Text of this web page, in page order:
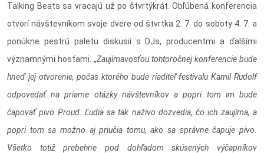
Talking Beats sa vracajú už po štvrtýkrát. Obľúbená konferencia
otvorí návštevníkom svoje dvere od štvrtka 2. 7. do soboty 4. 7. a
ponúkne pestrú paletu diskusií s DJs, producentmi a ďalšími
významnými hosťami. „Zaujímavosťou tohtoročnej konferencie bude
hneď jej otvorenie, počas ktorého bude riaditeľ festivalu Kamil Rudolf
odpovedať na priame otázky návštevníkov a popri tom im bude
čapovať pivo Proud. Ľudia sa tak naživo dozvedia, čo ich zaujíma, a
popri tom sa možno aj priučia tomu, ako sa správne čapuje pivo.
Všetko totiž prebehne pod dohľadom skúsených výčapníkov